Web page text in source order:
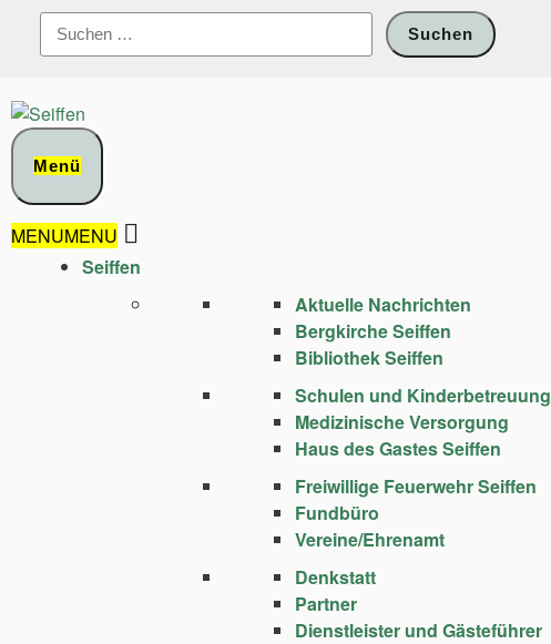
Suchen
nach:
Menü
MENUMENU
Seiffen
Aktuelle Nachrichten
Bergkirche Seiffen
Bibliothek Seiffen
Schulen und Kinder­betreuung
Medizinische Versorgung
Haus des Gastes Seiffen
Freiwillige Feuerwehr Seiffen
Fundbüro
Vereine/Ehrenamt
Denkstatt
Partner
Dienstleister und Gästeführer